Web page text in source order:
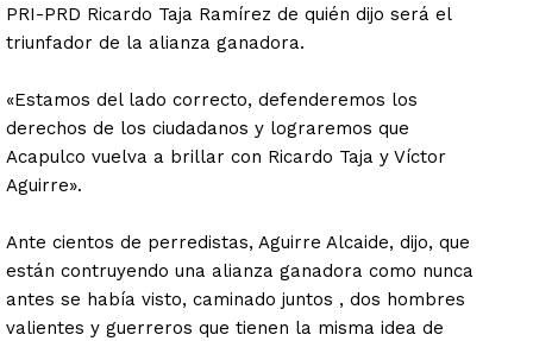
PRI-PRD Ricardo Taja Ramírez de quién dijo será el
triunfador de la alianza ganadora.
«Estamos del lado correcto, defenderemos los
derechos de los ciudadanos y lograremos que
Acapulco vuelva a brillar con Ricardo Taja y Víctor
Aguirre».
Ante cientos de perredistas, Aguirre Alcaide, dijo, que
están contruyendo una alianza ganadora como nunca
antes se había visto, caminado juntos , dos hombres
valientes y guerreros que tienen la misma idea de